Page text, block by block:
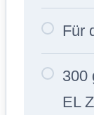
Für
300
EL